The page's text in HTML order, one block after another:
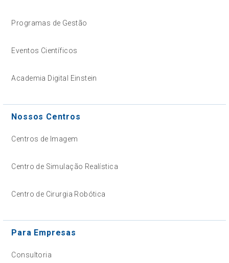
Programas de Gestão
Eventos Científicos
Academia Digital Einstein
Nossos Centros
Centros de Imagem
Centro de Simulação Realística
Centro de Cirurgia Robótica
Para Empresas
Consultoria